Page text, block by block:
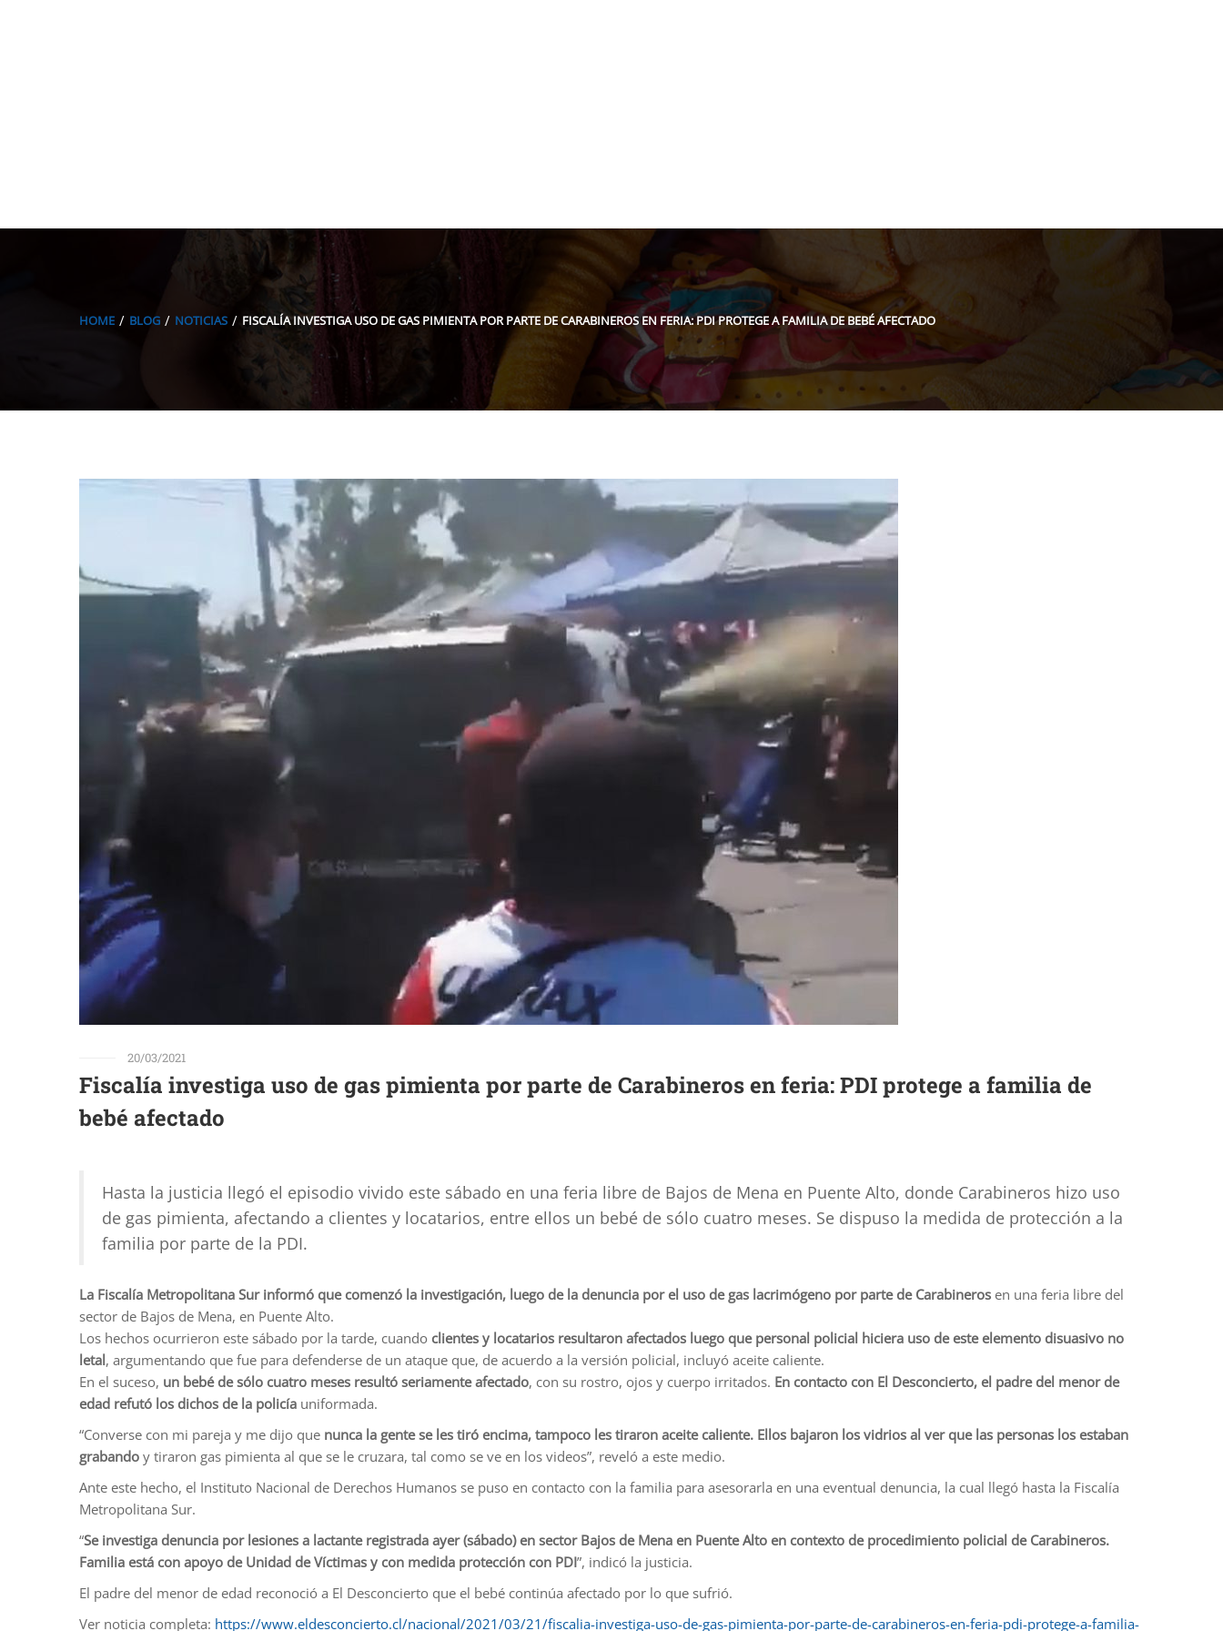
HOME BLOG NOTICIAS FISCALÍA INVESTIGA USO DE GAS PIMIENTA POR PARTE DE CARABINEROS EN FERIA: PDI PROTEGE A FAMILIA DE BEBÉ AFECTADO
20/03/2021
Fiscalía investiga uso de gas pimienta por parte de Carabineros en feria: PDI protege a familia de
bebé afectado
Hasta la justicia llegó el episodio vivido este sábado en una feria libre de Bajos de Mena en Puente Alto, donde Carabineros hizo uso
de gas pimienta, afectando a clientes y locatarios, entre ellos un bebé de sólo cuatro meses. Se dispuso la medida de protección a la
familia por parte de la PDI.
La Fiscalía Metropolitana Sur informó que comenzó la investigación, luego de la denuncia por el uso de gas lacrimógeno por parte de Carabineros en una feria libre del
sector de Bajos de Mena, en Puente Alto.
Los hechos ocurrieron este sábado por la tarde, cuando clientes y locatarios resultaron afectados luego que personal policial hiciera uso de este elemento disuasivo no
letal, argumentando que fue para defenderse de un ataque que, de acuerdo a la versión policial, incluyó aceite caliente.
En el suceso, un bebé de sólo cuatro meses resultó seriamente afectado, con su rostro, ojos y cuerpo irritados. En contacto con El Desconcierto, el padre del menor de
edad refutó los dichos de la policía uniformada.
“Converse con mi pareja y me dijo que nunca la gente se les tiró encima, tampoco les tiraron aceite caliente. Ellos bajaron los vidrios al ver que las personas los estaban
grabando y tiraron gas pimienta al que se le cruzara, tal como se ve en los videos”, reveló a este medio.
Ante este hecho, el Instituto Nacional de Derechos Humanos se puso en contacto con la familia para asesorarla en una eventual denuncia, la cual llegó hasta la Fiscalía
Metropolitana Sur.
“Se investiga denuncia por lesiones a lactante registrada ayer (sábado) en sector Bajos de Mena en Puente Alto en contexto de procedimiento policial de Carabineros.
Familia está con apoyo de Unidad de Víctimas y con medida protección con PDI”, indicó la justicia.
El padre del menor de edad reconoció a El Desconcierto que el bebé continúa afectado por lo que sufrió.
Ver noticia completa: https://www.eldesconcierto.cl/nacional/2021/03/21/fiscalia-investiga-uso-de-gas-pimienta-por-parte-de-carabineros-en-feria-pdi-protege-a-familia-